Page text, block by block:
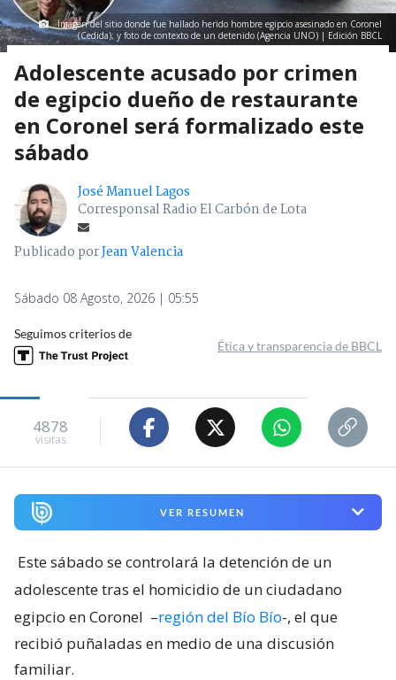
Imagen del sitio donde fue hallado herido hombre egipcio asesinado en Coronel
(Cedida); y foto de contexto de un detenido (Agencia UNO) | Edición BBCL
Adolescente acusado por crimen
de egipcio dueño de restaurante
en Coronel será formalizado este
sábado
José Manuel Lagos
Corresponsal Radio El Carbón de Lota
Publicado porJean Valencia
Sábado 08 Agosto, 2026 | 05:55
Seguimos criterios de
Ética y transparencia de BBCL
4878
visitas
VER RESUMEN
Este sábado se controlará la detención de un
adolescente tras el homicidio de un ciudadano
egipcio en Coronel –región del Bío Bío-, el que
recibió puñaladas en medio de una discusión
familiar.